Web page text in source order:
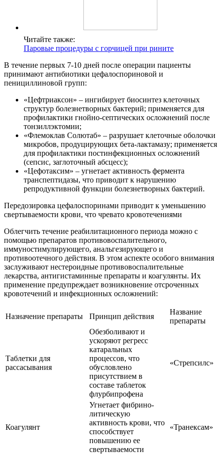
Читайте также:
Паровые процедуры с горчицей при рините
В течение первых 7-10 дней после операции пациенты
принимают антибиотики цефалоспориновой и
пенициллиновой групп:
«Цефтриаксон» – ингибирует биосинтез клеточных
структур болезнетворных бактерий; применяется для
профилактики гнойно-септических осложнений после
тонзиллэктомии;
«Флемоклав Солютаб» – разрушает клеточные оболочки
микробов, продуцирующих бета-лактамазу; применяется
для профилактики постинфекционных осложнений
(сепсис, заглоточный абсцесс);
«Цефотаксим» – угнетает активность фермента
транспептидазы, что приводит к нарушению
репродуктивной функции болезнетворных бактерий.
Передозировка цефалоспоринами приводит к уменьшению
свертываемости крови, что чревато кровотечениями
Облегчить течение реабилитационного периода можно с
помощью препаратов противовоспалительного,
иммуностимулирующего, анальгезирующего и
противоотечного действия. В этом аспекте особого внимания
заслуживают нестероидные противовоспалительные
лекарства, антигистаминные препараты и коагулянты. Их
применение предупреждает возникновение отсроченных
кровотечений и инфекционных осложнений:
Назначение препараты Принцип действия
Название
препараты
Таблетки для
рассасывания
Обезболивают и
ускоряют регресс
катаральных
процессов, что
обусловлено
присутствием в
составе таблеток
флурбипрофена
«Стрепсилс»
Коагулянт
Угнетает фибрино-
литическую
активность крови, что
способствует
повышению ее
свертываемости
«Транексам»